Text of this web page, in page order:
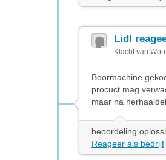
Lidl
Klacht van
Boormachine
procuct mag
maar na
beoordeling
Reageer als bedrijf